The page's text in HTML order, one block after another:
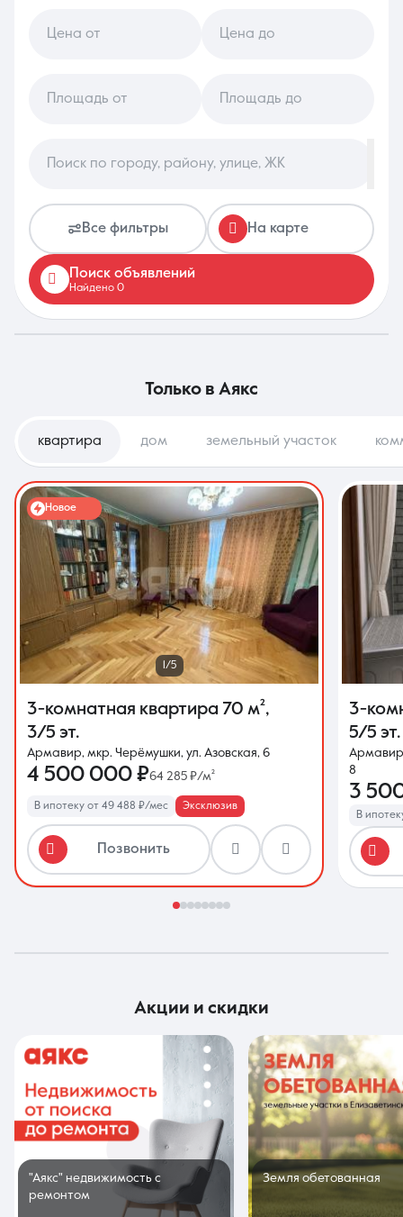
Ежедневно с 08:30 до 20:00
Цена от Цена до
Площадь от Площадь до
Поиск по городу, району, улице, ЖК
Все фильтры На карте
Поиск объявлений
Найдено 0
только в Аякс
квартира дом земельный участок
1/5
3-комнатная квартира 70 м²,
3/5 эт.
Армавир, мкр. Черёмушки, ул. Азовская, 6
4 500 000 ₽64 285 ₽/м²
В ипотеку от 49 488 ₽/мес Эксклюзив
Позвонить
Новое
3-
5/5 эт.
8
3
В
акции и скидки
"Аякс" недвижимость с
ремонтом
Земля обетованная